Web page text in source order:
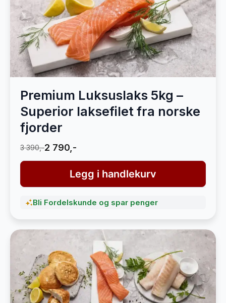
Premium Luksuslaks 5kg –
Superior laksefilet fra norske
fjorder
3 390,-2 790,-
Legg i handlekurv
Bli Fordelskunde og spar penger